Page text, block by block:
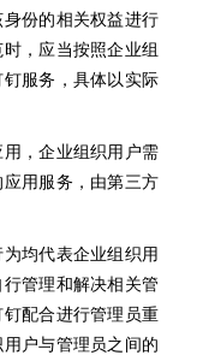
份的相关权益进行
，应当按照企业组
服务，具体以实际
，企业组织用户需
用服务，由第三方
均代表企业组织用
管理和解决相关管
配合进行管理员重
户与管理员之间的